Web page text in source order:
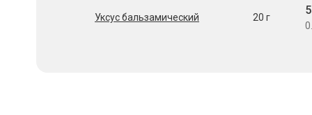
Уксус бальзамический 20 г